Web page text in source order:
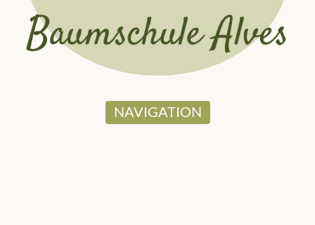
NAVIGATION